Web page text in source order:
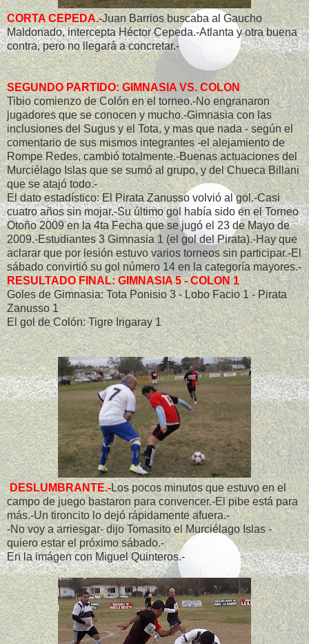
CORTA CEPEDA.-Juan Barrios buscaba al Gaucho
Maldonado, intercepta Héctor Cepeda.-Atlanta y otra buena
contra, pero no llegará a concretar.-
SEGUNDO PARTIDO: GIMNASIA VS. COLON
Tibio comienzo de Colón en el torneo.-No engranaron
jugadores que se conocen y mucho.-Gimnasia con las
inclusiones del Sugus y el Tota, y mas que nada - según el
comentario de sus mismos integrantes -el alejamiento de
Rompe Redes, cambió totalmente.-Buenas actuaciones del
Murciélago Islas que se sumó al grupo, y del Chueca Billani
que se atajó todo.-
El dato estadístico: El Pirata Zanusso volvió al gol.-Casi
cuatro años sin mojar.-Su último gol había sido en el Torneo
Otoño 2009 en la 4ta Fecha que se jugó el 23 de Mayo de
2009.-Estudiantes 3 Gimnasia 1 (el gol del Pirata).-Hay que
aclarar que por lesión estuvo varios torneos sin participar.-El
sábado convirtió su gol número 14 en la categoría mayores.-
RESULTADO FINAL: GIMNASIA 5 - COLON 1
Goles de Gimnasia: Tota Ponisio 3 - Lobo Facio 1 - Pirata
Zanusso 1
El gol de Colón: Tigre Irigaray 1
DESLUMBRANTE.-Los pocos minutos que estuvo en el
campo de juego bastaron para convencer.-El pibe está para
más.-Un tironcito lo dejó rápidamente afuera.-
-No voy a arriesgar- dijo Tomasito el Murciélago Islas -
quiero estar el próximo sábado.-
En la imágen con Miguel Quinteros.-